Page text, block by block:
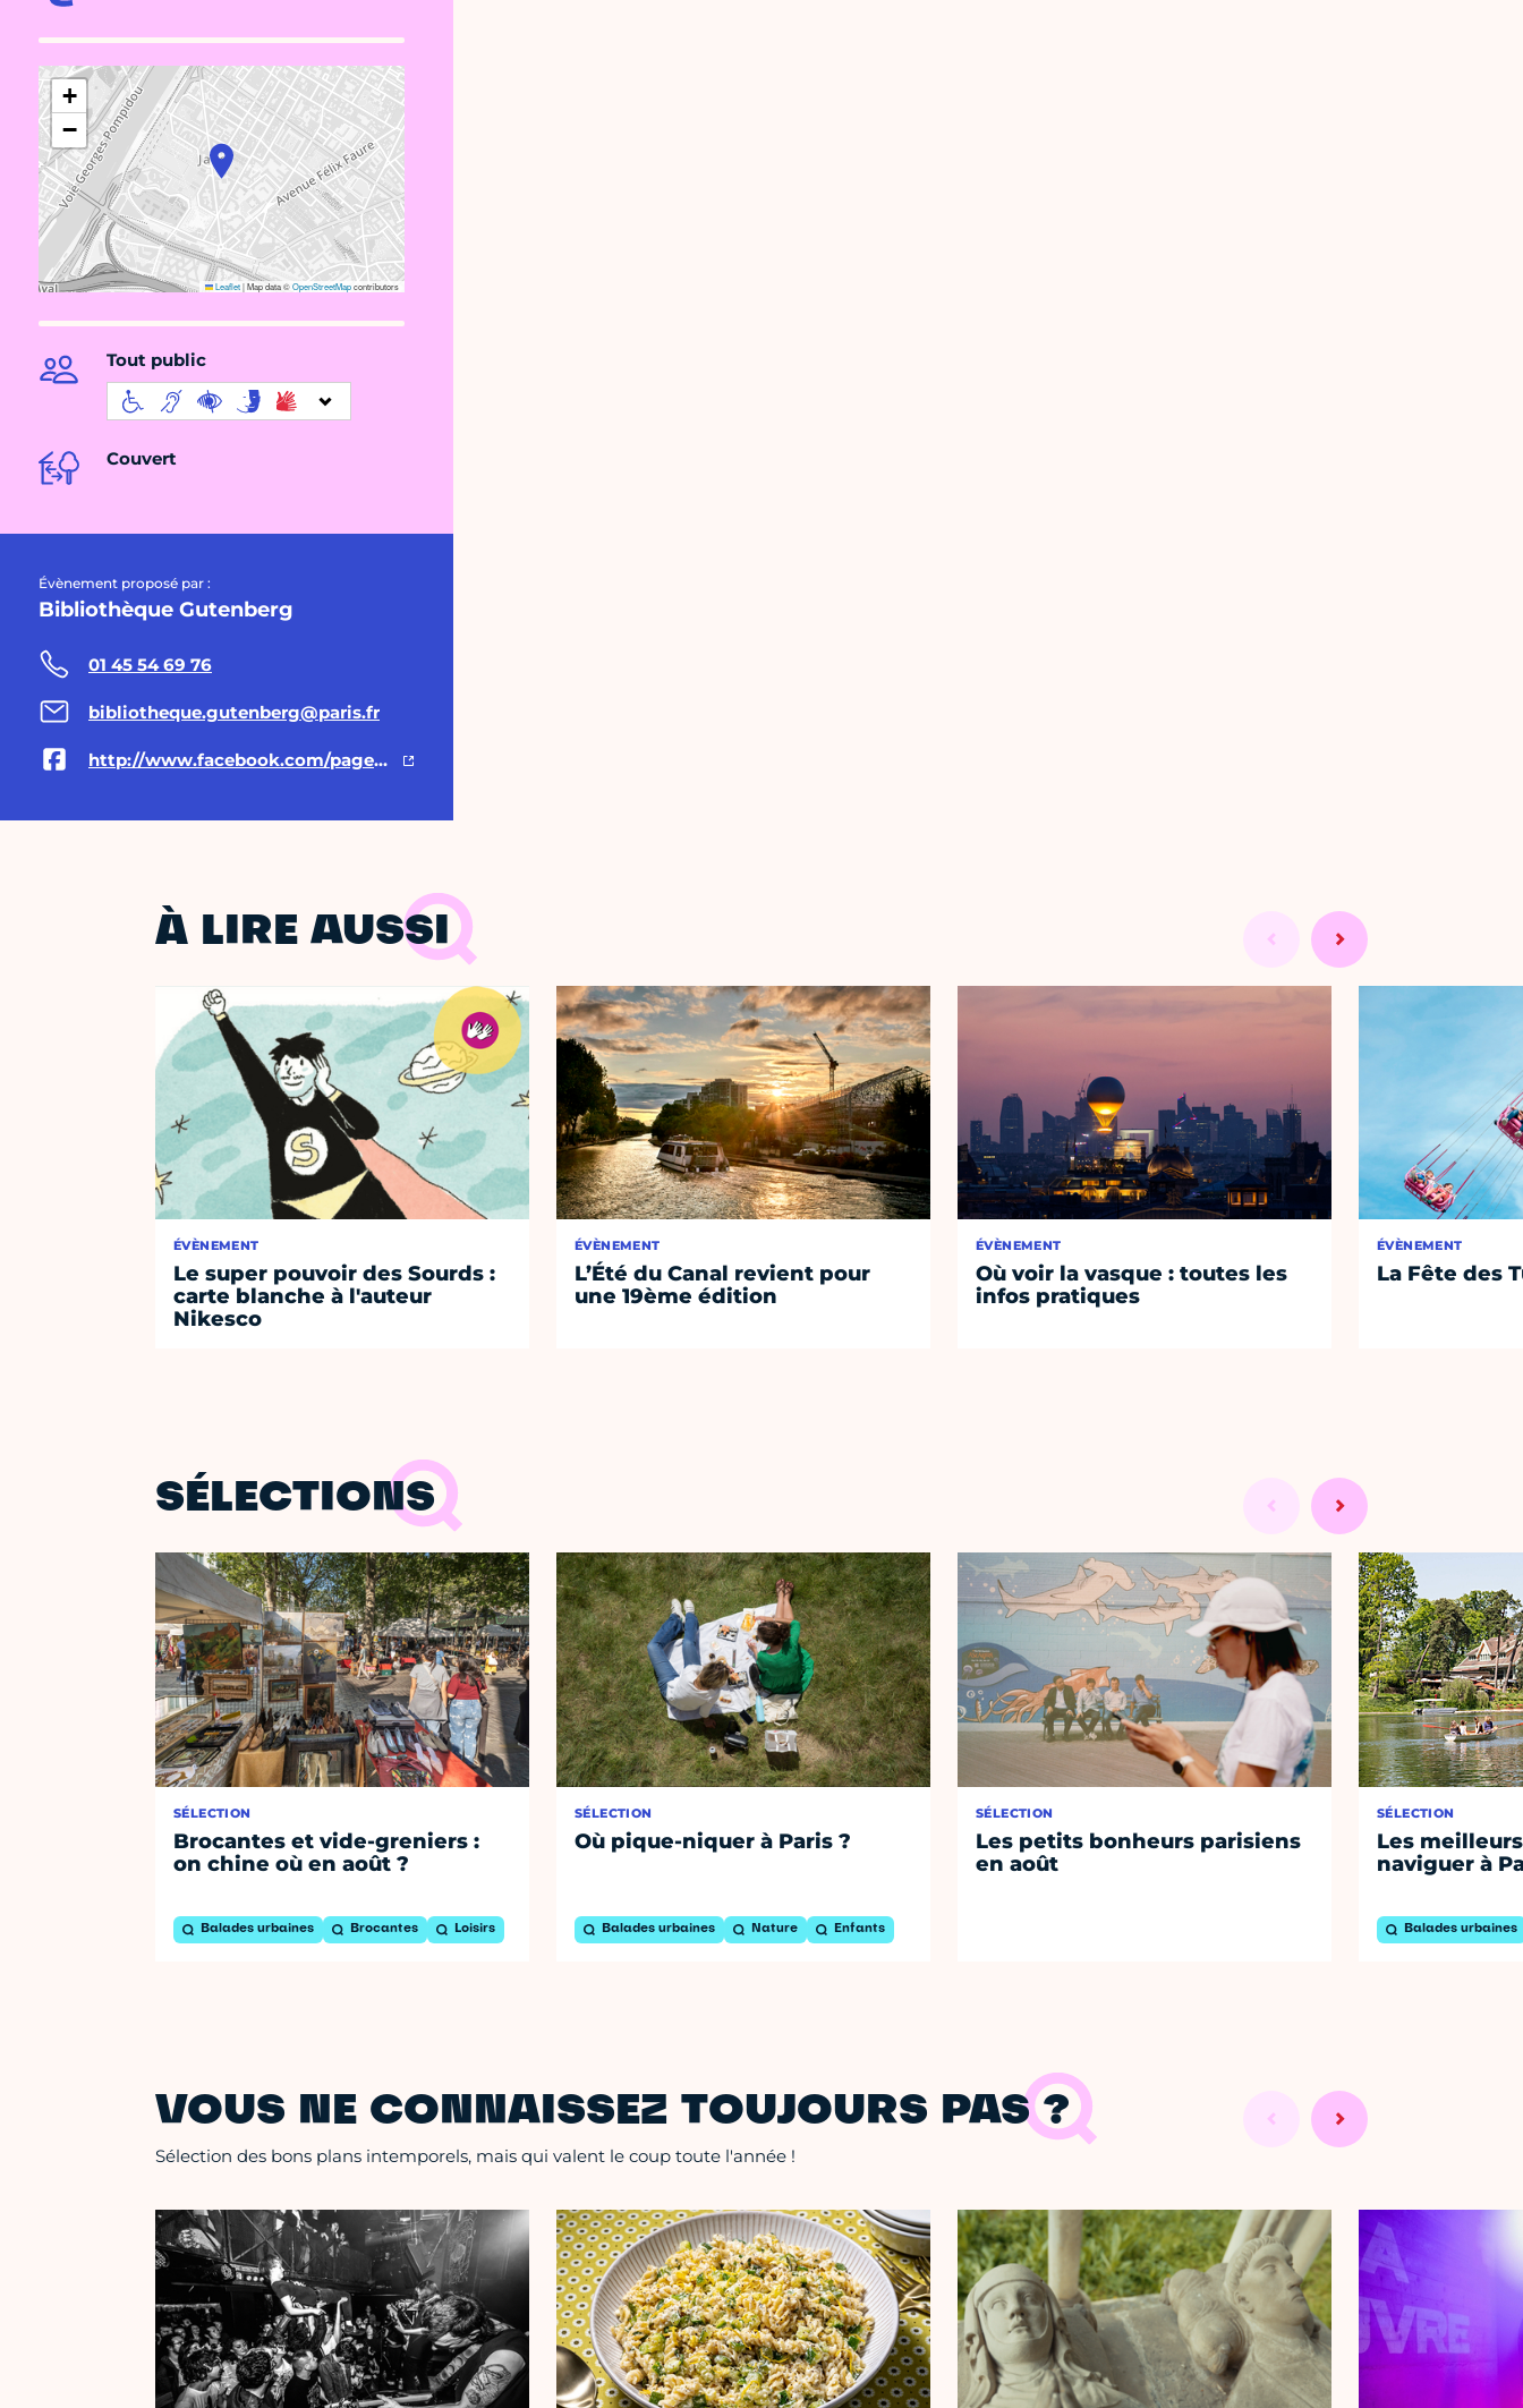
+
−
Leaflet|Map data ©OpenStreetMapcontributors
Tout public
Couvert
Évènement proposé par :
Bibliothèque Gutenberg
01 45 54 69 76
bibliotheque.gutenberg@paris.fr
http://www.facebook.com/pages/Bibliothèque-Gutenberg/330349773725290
À LIRE AUSSI
ÉVÈNEMENT
Le super pouvoir des Sourds :
carte blanche à l'auteur
Nikesco
ÉVÈNEMENT
L’Été du Canal revient pour
une 19ème édition
ÉVÈNEMENT
Où voir la vasque : toutes les
infos pratiques
ÉVÈNEMENT
La Fête des
SÉLECTIONS
SÉLECTION
Brocantes et vide-greniers :
on chine où en août ?
Balades urbaines Brocantes Loisirs
SÉLECTION
Où pique-niquer à Paris ?
Balades urbaines Nature Enfants
SÉLECTION
Les petits bonheurs parisiens
en août
SÉLECTION
Les
naviguer à
Balades urbaines
VOUS NE CONNAISSEZ TOUJOURS PAS ?
Sélection des bons plans intemporels, mais qui valent le coup toute l'année !